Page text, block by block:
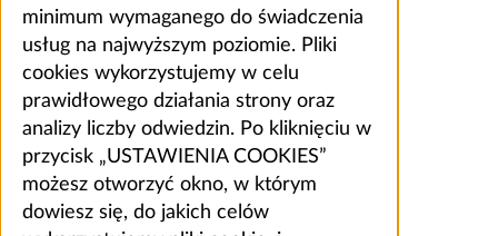
minimum wymaganego do świadczenia
usług na najwyższym poziomie. Pliki
cookies wykorzystujemy w celu
prawidłowego działania strony oraz
analizy liczby odwiedzin. Po kliknięciu w
przycisk „USTAWIENIA COOKIES”
możesz otworzyć okno, w którym
dowiesz się, do jakich celów